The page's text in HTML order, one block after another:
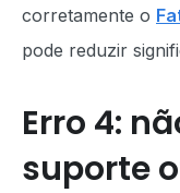
corretamente o
pode reduzir
Erro 4:
suporte